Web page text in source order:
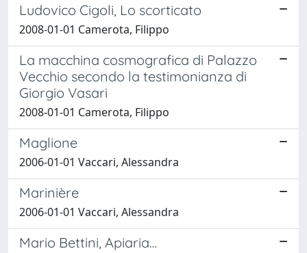
Ludovico Cigoli, Lo scorticato
2008-01-01 Camerota, Filippo
La macchina cosmografica di Palazzo
Vecchio secondo la testimonianza di
Giorgio Vasari
2008-01-01 Camerota, Filippo
Maglione
2006-01-01 Vaccari, Alessandra
Marinière
2006-01-01 Vaccari, Alessandra
Mario Bettini, Apiaria…